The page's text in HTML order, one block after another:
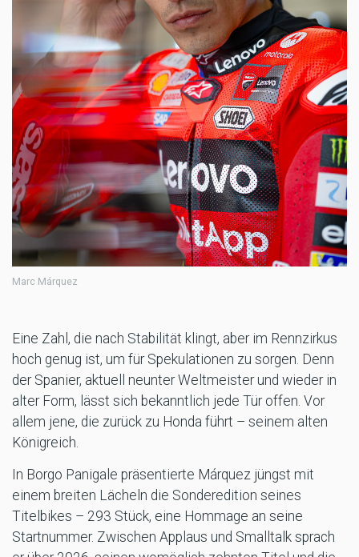
Marc Márquez
Eine Zahl, die nach Stabilität klingt, aber im Rennzirkus
hoch genug ist, um für Spekulationen zu sorgen. Denn
der Spanier, aktuell neunter Weltmeister und wieder in
alter Form, lässt sich bekanntlich jede Tür offen. Vor
allem jene, die zurück zu Honda führt – seinem alten
Königreich.
In Borgo Panigale präsentierte Márquez jüngst mit
einem breiten Lächeln die Sonderedition seines
Titelbikes – 293 Stück, eine Hommage an seine
Startnummer. Zwischen Applaus und Smalltalk sprach